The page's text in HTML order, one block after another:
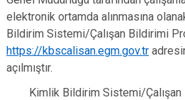
elektronik ortamda alınmasına
Bildirim Sistemi/Çalışan Bildirimi
https://kbscalisan.egm.gov.tr
açılmıştır.
Kimlik Bildirim Sistemi/Çalışan